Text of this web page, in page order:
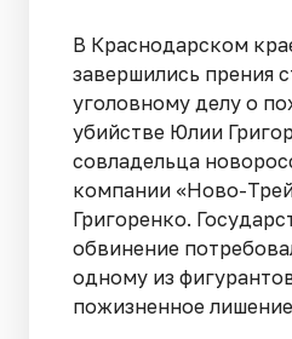
В Краснодарском
завершились прения
уголовному делу о
убийстве Юлии
совладельца
компании «Ново-
Григоренко.
обвинение
одному из
пожизненное